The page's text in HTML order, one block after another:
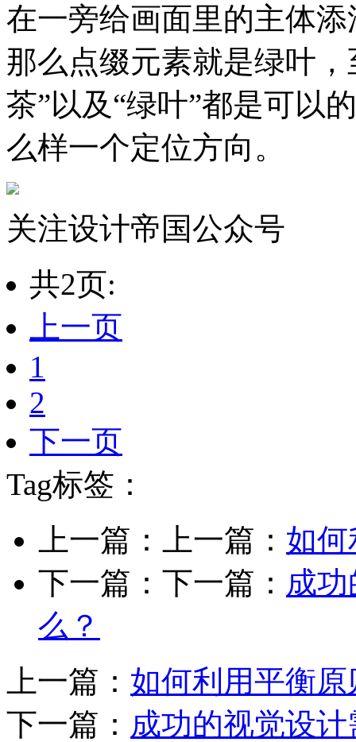
在一旁给画面里的主体
那么点缀元素就是绿叶
茶”以及“绿叶”都是可以
么样一个定位方向。
关注设计帝国公众号
共2页:
上一页
1
2
下一页
Tag标签：
上一篇：上一篇： 如
下一篇：下一篇： 成
么？
上一篇： 如何利用平衡
下一篇： 成功的视觉设